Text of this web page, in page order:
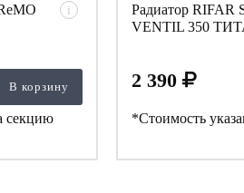
i
В корзину
секцию
Радиатор RIFAR
VENTIL 350
2 390
*Стоимость